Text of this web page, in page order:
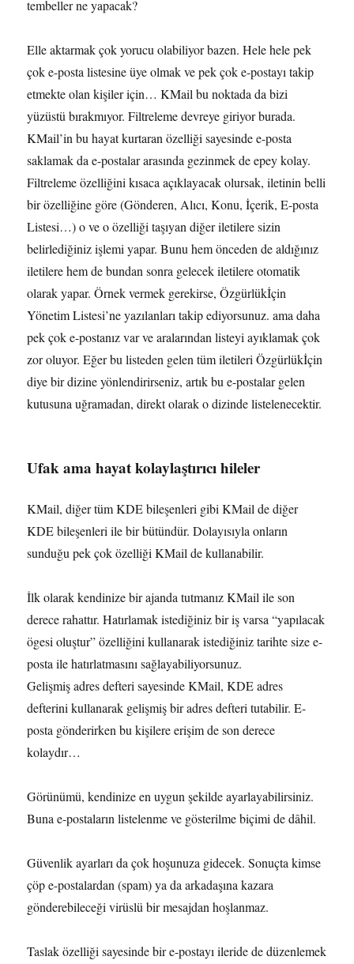
tembeller ne yapacak?
Elle aktarmak çok yorucu olabiliyor bazen. Hele hele pek
çok e-posta listesine üye olmak ve pek çok e-postayı takip
etmekte olan kişiler için… KMail bu noktada da bizi
yüzüstü bırakmıyor. Filtreleme devreye giriyor burada.
KMail’in bu hayat kurtaran özelliği sayesinde e-posta
saklamak da e-postalar arasında gezinmek de epey kolay.
Filtreleme özelliğini kısaca açıklayacak olursak, iletinin belli
bir özelliğine göre (Gönderen, Alıcı, Konu, İçerik, E-posta
Listesi…) o ve o özelliği taşıyan diğer iletilere sizin
belirlediğiniz işlemi yapar. Bunu hem önceden de aldığınız
iletilere hem de bundan sonra gelecek iletilere otomatik
olarak yapar. Örnek vermek gerekirse, Özgürlükİçin
Yönetim Listesi’ne yazılanları takip ediyorsunuz. ama daha
pek çok e-postanız var ve aralarından listeyi ayıklamak çok
zor oluyor. Eğer bu listeden gelen tüm iletileri Özgürlükİçin
diye bir dizine yönlendirirseniz, artık bu e-postalar gelen
kutusuna uğramadan, direkt olarak o dizinde listelenecektir.
Ufak ama hayat kolaylaştırıcı hileler
KMail, diğer tüm KDE bileşenleri gibi KMail de diğer
KDE bileşenleri ile bir bütündür. Dolayısıyla onların
sunduğu pek çok özelliği KMail de kullanabilir.
İlk olarak kendinize bir ajanda tutmanız KMail ile son
derece rahattır. Hatırlamak istediğiniz bir iş varsa “yapılacak
ögesi oluştur” özelliğini kullanarak istediğiniz tarihte size e-
posta ile hatırlatmasını sağlayabiliyorsunuz.
Gelişmiş adres defteri sayesinde KMail, KDE adres
defterini kullanarak gelişmiş bir adres defteri tutabilir. E-
posta gönderirken bu kişilere erişim de son derece
kolaydır…
Görünümü, kendinize en uygun şekilde ayarlayabilirsiniz.
Buna e-postaların listelenme ve gösterilme biçimi de dâhil.
Güvenlik ayarları da çok hoşunuza gidecek. Sonuçta kimse
çöp e-postalardan (spam) ya da arkadaşına kazara
gönderebileceği virüslü bir mesajdan hoşlanmaz.
Taslak özelliği sayesinde bir e-postayı ileride de düzenlemek